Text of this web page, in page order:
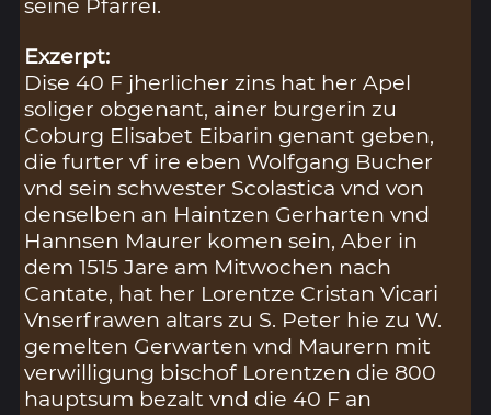
Exzerpt:
Dise 40 F jherlicher zins hat her Apel
soliger obgenant, ainer burgerin zu
Coburg Elisabet Eibarin genant geben,
die furter vf ire eben Wolfgang Bucher
vnd sein schwester Scolastica vnd von
denselben an Haintzen Gerharten vnd
Hannsen Maurer komen sein, Aber in
dem 1515 Jare am Mitwochen nach
Cantate, hat her Lorentze Cristan Vicari
Vnserfrawen altars zu S. Peter hie zu W.
gemelten Gerwarten vnd Maurern mit
verwilligung bischof Lorentzen die 800
hauptsum bezalt vnd die 40 F an